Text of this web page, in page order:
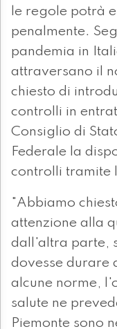
le regole potrà
penalmente.
pandemia in
attraversano il
chiesto di
controlli in
Consiglio di
Federale la
controlli tramite
"Abbiamo
attenzione alla
dall'altra parte,
dovesse durare
alcune norme,
salute ne
Piemonte sono